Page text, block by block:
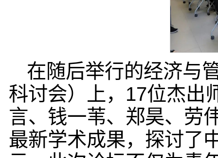
在随后举行的经济与
科讨会）上，17位杰出
言、钱一苇、郑昊、劳
最新学术成果，探讨了